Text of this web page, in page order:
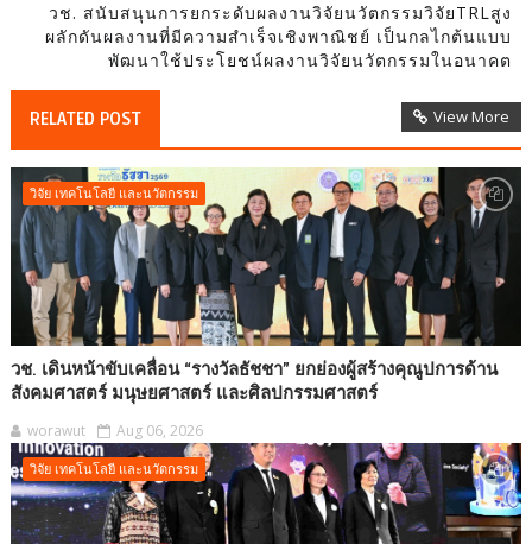
วช. สนับสนุนการยกระดับผลงานวิจัยนวัตกรรมวิจัยTRLสูง
ผลักดันผลงานที่มีความสำเร็จเชิงพาณิชย์ เป็นกลไกต้นแบบ
พัฒนาใช้ประโยชน์ผลงานวิจัยนวัตกรรมในอนาคต
RELATED POST View More
วิจัย เทคโนโลยี และนวัตกรรม
วช. เดินหน้าขับเคลื่อน “รางวัลธัชชา” ยกย่องผู้สร้างคุณูปการด้าน
สังคมศาสตร์ มนุษยศาสตร์ และศิลปกรรมศาสตร์
worawut Aug 06, 2026
วิจัย เทคโนโลยี และนวัตกรรม